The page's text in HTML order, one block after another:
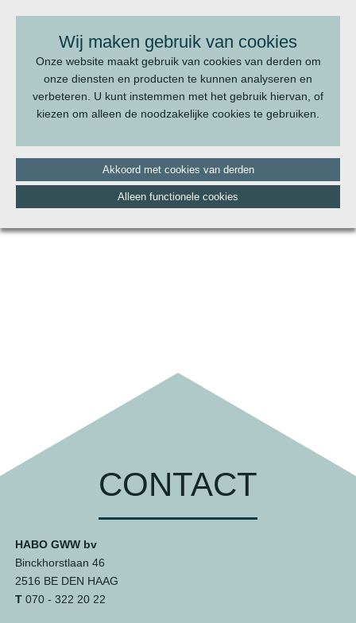
Wij maken gebruik van cookies
Onze website maakt gebruik van cookies van derden om
onze diensten en producten te kunnen analyseren en
verbeteren. U kunt instemmen met het gebruik hiervan, of
kiezen om alleen de noodzakelijke cookies te gebruiken.
Akkoord met cookies van derden
Alleen functionele cookies
BEL ONS:070 - 322 20 22
CONTACT
HABO GWW bv
Binckhorstlaan 46
2516 BE DEN HAAG
T070 - 322 20 22